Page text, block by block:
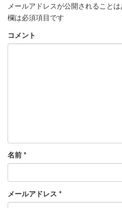
メールアドレスが公開されることは
欄は必須項目です
コメント
名前 *
メールアドレス *